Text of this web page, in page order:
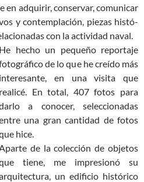
en adquirir, conservar, comuni­car
y contemplación, piezas histó­
con la actividad naval.
He hecho un pequeño reportaje
de lo que he creído más
interesante, en una visita que
realicé. En total, 407 fotos para
a conocer, seleccionadas
una gran cantidad de fotos
hice.
de la colección de objetos
tiene, me impresionó su
un edificio histórico